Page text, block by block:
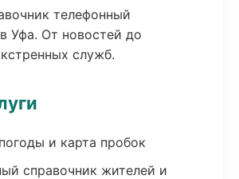
телефонный
Уфа. От новостей до
служб.
и карта пробок
справочник жителей и